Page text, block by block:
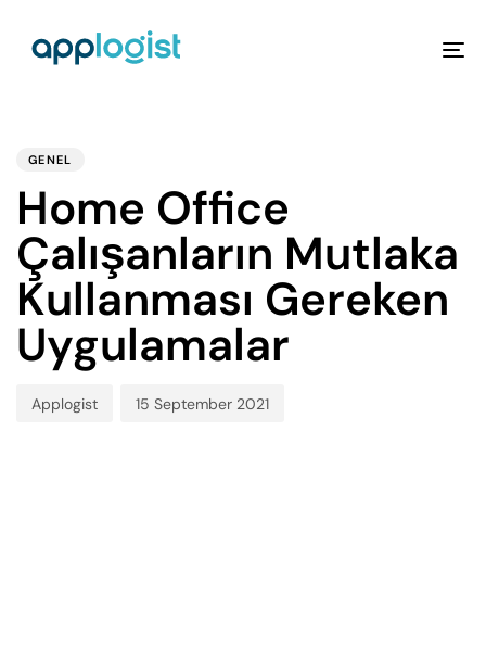
GENEL
Home Office
Çalışanların Mutlaka
Kullanması Gereken
Uygulamalar
Applogist 15 September 2021